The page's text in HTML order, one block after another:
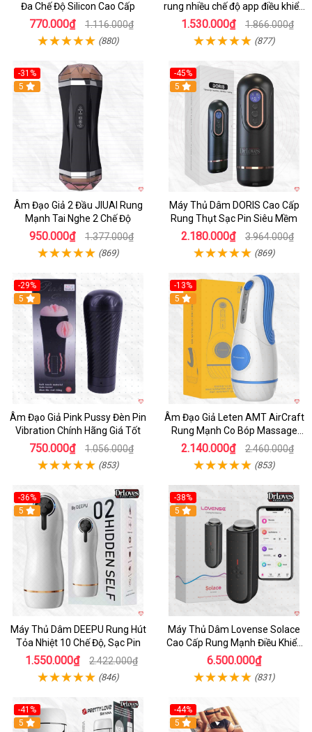
Đa Chế Độ Silicon Cao Cấp
770.000₫ 1.116.000₫
(880)
rung nhiều chế độ app điều khiển
tiện lợi
1.530.000₫ 1.866.000₫
(877)
-31%
5
Âm Đạo Giả 2 Đầu JIUAI Rung
Mạnh Tai Nghe 2 Chế Độ
950.000₫ 1.377.000₫
(869)
-45%
Hot
5
Máy Thủ Dâm DORIS Cao Cấp
Rung Thụt Sạc Pin Siêu Mềm
2.180.000₫ 3.964.000₫
(869)
-29%
5
Âm Đạo Giả Pink Pussy Đèn Pin
Vibration Chính Hãng Giá Tốt
750.000₫ 1.056.000₫
(853)
-13%
5
Âm Đạo Giả Leten AMT AirCraft
Rung Mạnh Co Bóp Massage
Êm Ái
2.140.000₫ 2.460.000₫
(853)
-36%
Hot
5
Máy Thủ Dâm DEEPU Rung Hút
Tỏa Nhiệt 10 Chế Độ, Sạc Pin
1.550.000₫ 2.422.000₫
(846)
-38%
Hot
5
Máy Thủ Dâm Lovense Solace
Cao Cấp Rung Mạnh Điều Khiển
App
6.500.000₫
(831)
-41%
Hot
5
-44%
Hot
5